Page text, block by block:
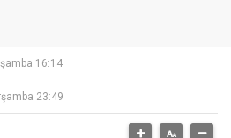
16:14
23:49